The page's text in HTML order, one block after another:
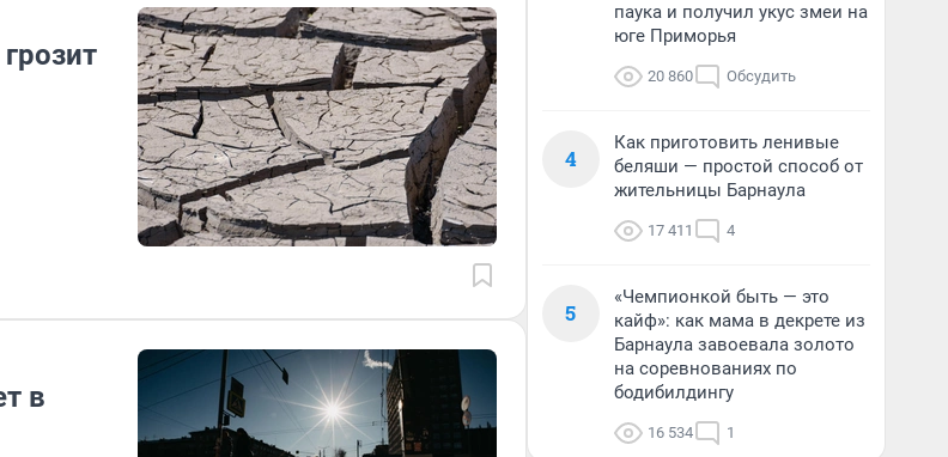
в
паука и получил укус змеи на
юге Приморья
20 860 Обсудить
4
Как приготовить ленивые
беляши — простой способ от
жительницы Барнаула
17 411 4
5
«Чемпионкой быть — это
кайф»: как мама в декрете из
Барнаула завоевала золото
на соревнованиях по
бодибилдингу
16 534 1